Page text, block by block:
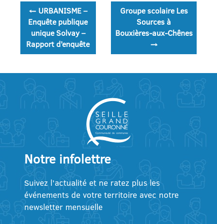
Navigation
l’article
← URBANISME –
Enquête publique
unique Solvay –
Rapport d’enquête
Groupe scolaire Les
Sources à
Bouxières‑aux‑Chênes
→
Notre infolettre
Suivez l’actualité et ne ratez plus les
événements de votre territoire avec notre
newsletter mensuelle